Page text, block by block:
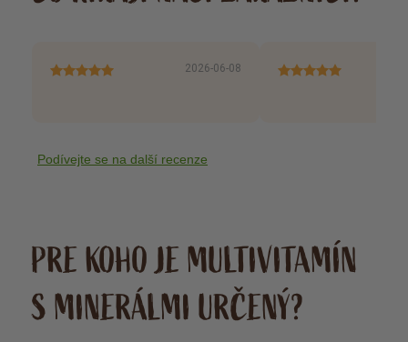
2026-06-08
Podívejte se na další recenze
PRE KOHO JE MULTIVITAMÍN
S MINERÁLMI URČENÝ?